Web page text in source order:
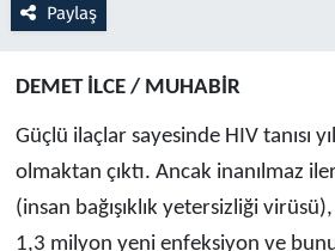
Paylaş
DEMET İLCE / MUHABİR
Güçlü ilaçlar sayesinde HIV tanısı
olmaktan çıktı. Ancak inanılmaz
(insan bağışıklık yetersizliği
1,3 milyon yeni enfeksiyon ve
Savunma Sanayi
Seçim 2023
Spor
Teknoloji ve Bilim